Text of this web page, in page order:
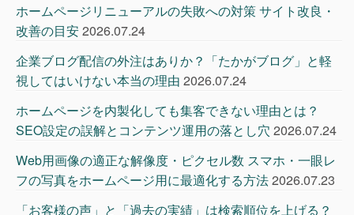
ホームページリニューアルの失敗への対策 サイト改良・
改善の目安2026.07.24
企業ブログ配信の外注はありか？「たかがブログ」と軽
視してはいけない本当の理由 2026.07.24
ホームページを内製化しても集客できない理由とは？
SEO設定の誤解とコンテンツ運用の落とし穴 2026.07.24
Web用画像の適正な解像度・ピクセル数 スマホ・一眼レ
フの写真をホームページ用に最適化する方法2026.07.23
「お客様の声」と「過去の実績」は検索順位を上げる？